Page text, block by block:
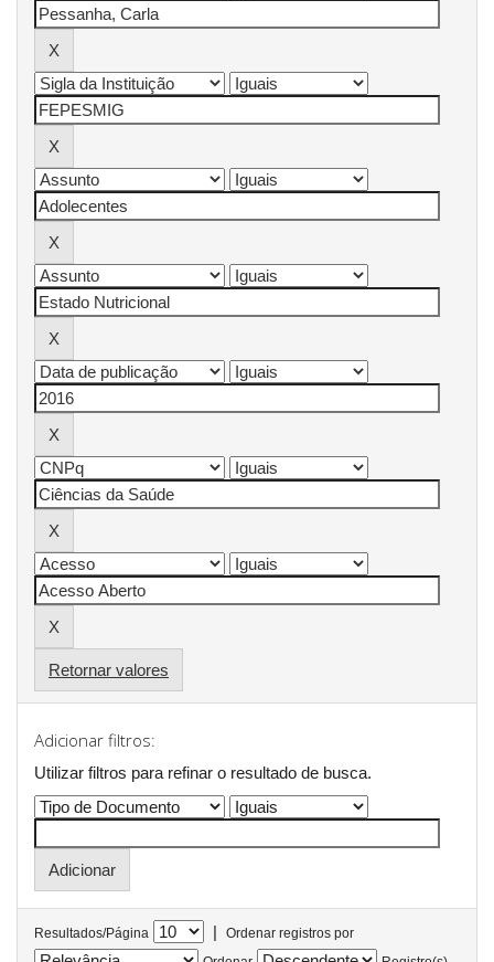
Retornar valores
Adicionar filtros:
Utilizar filtros para refinar o resultado de busca.
Resultados/Página |
Ordenar registros por